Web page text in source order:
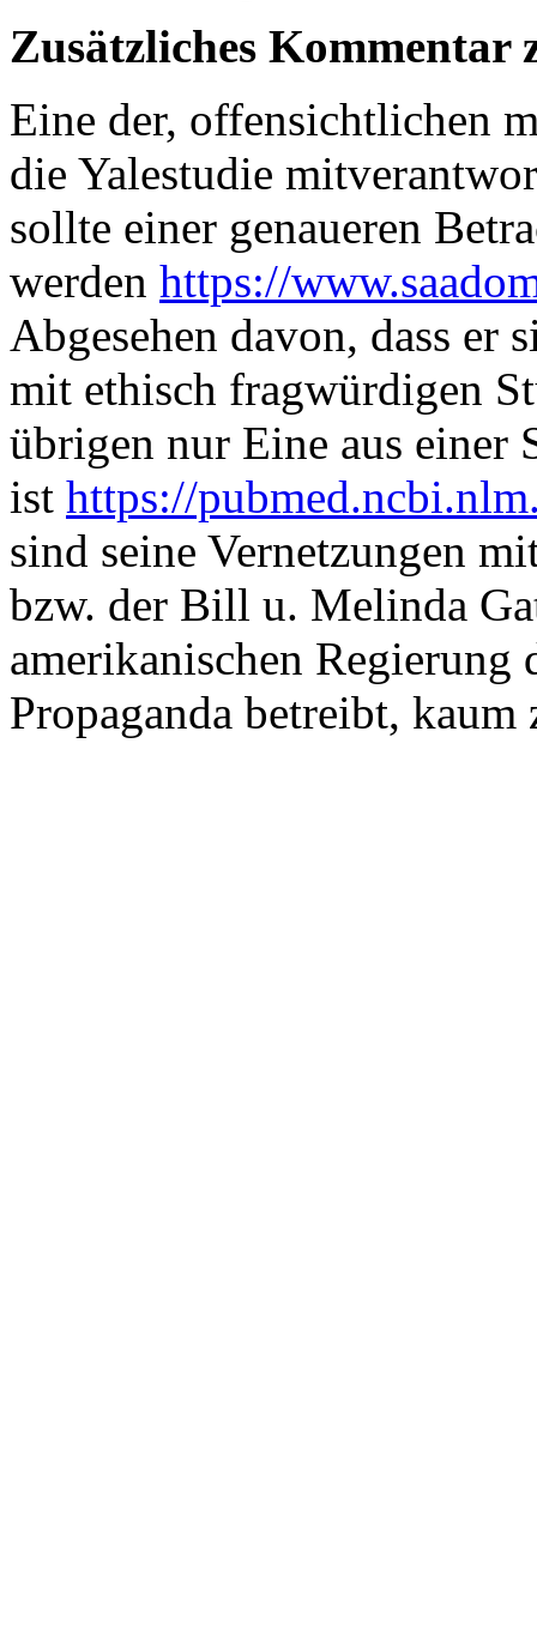
Zusätzliches Kommentar
Eine der, offensichtlichen
die Yalestudie
sollte einer genaueren
werden https://
Abgesehen davon, dass er
mit ethisch fragwürdigen
übrigen nur Eine aus einer
ist https://
sind seine Vernetzungen
bzw. der Bill u. Melinda
amerikanischen
Propaganda betreibt,